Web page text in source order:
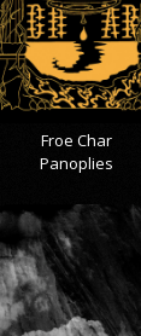
Froe Char
Panoplies